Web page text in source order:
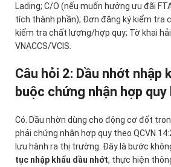
Lading; C/O (nếu muốn hưởng ưu đãi
tích thành phần); Đơn đăng ký kiểm tra
kiểm tra chất lượng/hợp quy; Tờ khai
VNACCS/VCIS.
Câu hỏi 2: Dầu nhớt nhập
buộc chứng nhận hợp
Có. Dầu nhờn dùng cho động cơ đốt
phải chứng nhận hợp quy theo QCVN
lưu hành ra thị trường. Đây là bước
tục nhập khẩu dầu nhớt, thực hiện